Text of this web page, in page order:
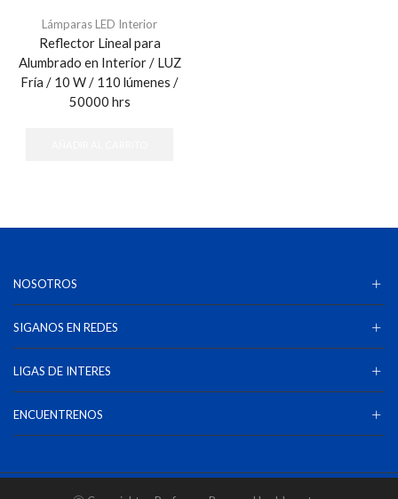
Lámparas LED Interior
Reflector Lineal para
Alumbrado en Interior / LUZ
Fría / 10 W / 110 lúmenes /
50000 hrs
NOSOTROS
SIGANOS EN REDES
LIGAS DE INTERES
ENCUENTRENOS